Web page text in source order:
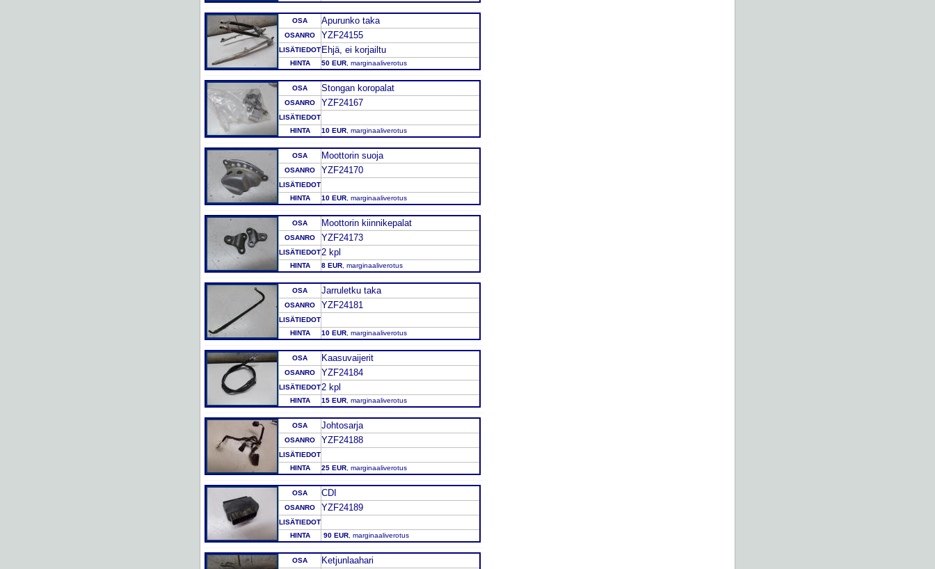
OSA Apurunko taka
OSANRO YZF24155
LISÄTIEDOT Ehjä, ei korjailtu
HINTA 50 EUR , marginaaliverotus
OSA Stongan koropalat
OSANRO YZF24167
LISÄTIEDOT
HINTA
10 EUR , marginaaliverotus
OSA Moottorin suoja
OSANRO YZF24170
LISÄTIEDOT
HINTA
10 EUR , marginaaliverotus
OSA Moottorin kiinnikepalat
OSANRO YZF24173
LISÄTIEDOT2 kpl
HINTA 8 EUR , marginaaliverotus
OSA Jarruletku taka
OSANRO YZF24181
LISÄTIEDOT
HINTA
10 EUR , marginaaliverotus
OSA Kaasuvaijerit
OSANRO YZF24184
LISÄTIEDOT2 kpl
HINTA 15 EUR , marginaaliverotus
OSA Johtosarja
OSANRO YZF24188
LISÄTIEDOT
HINTA
25 EUR , marginaaliverotus
OSA CDI
OSANRO YZF24189
LISÄTIEDOT
HINTA
90 EUR , marginaaliverotus
OSA Ketjunlaahari